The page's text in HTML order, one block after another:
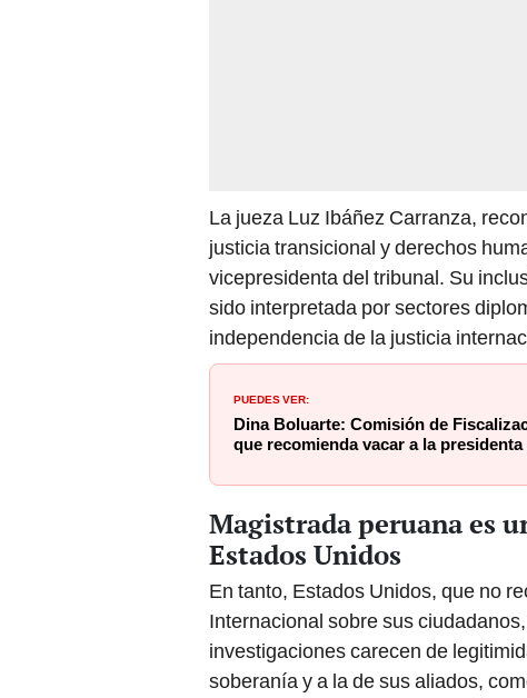
La jueza Luz Ibáñez Carranza,
justicia transicional y derechos
vicepresidenta del tribunal. Su
sido interpretada por sectores
independencia de la justicia
PUEDES VER:
Dina Boluarte: Comisión de
que recomienda vacar a la
Magistrada peruana es
Estados Unidos
En tanto, Estados Unidos, que no
Internacional sobre sus
investigaciones carecen de
soberanía y a la de sus aliados,